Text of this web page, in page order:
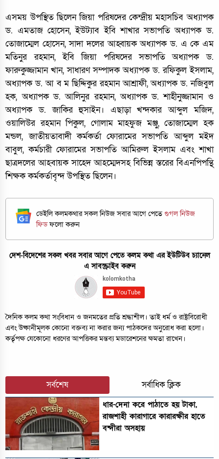
এসময় উপস্থিত ছিলেন জিয়া পরিষদের কেন্দ্রীয় মহাসচিব অধ্যাপক
ড. এমতাজ হোসেন, ইউট্যাব ইবি শাখার সভাপতি অধ্যাপক ড.
তোজাম্মেল হোসেন, সাদা দলের আহ্বায়ক অধ্যাপক ড. এ কে এম
মতিনুর রহমান, ইবি জিয়া পরিষদের সভাপতি অধ্যাপক ড.
ফারুকুজ্জামান খান, সাধারণ সম্পাদক অধ্যাপক ড. রফিকুল ইসলাম,
অধ্যাপক ড. আ ব ম ছিদ্দিকুর রহমান আশ্রাফী, অধ্যাপক ড. নজিবুল
হক, অধ্যাপক ড. আলিনুর রহমান, অধ্যাপক ড. শাহীনুজ্জামান ও
অধ্যাপক ড. জাকির হুসাইন। এছাড়া খন্দকার আব্দুল মজিদ,
ওয়ালিউর রহমান পিকুল, গোলাম মাহফুজ মঞ্জু, তোজাম্মেল হক
মন্ডল, জাতীয়তাবাদী কর্মকর্তা ফোরামের সভাপতি আব্দুল মইদ
বাবুল, কর্মচারী ফোরামের সভাপতি আমিরুল ইসলাম এবং শাখা
ছাত্রদলের আহবায়ক সাহেদ আহম্মেদসহ বিভিন্ন স্তরের বিএনপিপন্থি
শিক্ষক কর্মকর্তাবৃন্দ উপস্থিত ছিলেন।
ডেইলি কলমকথার সকল নিউজ সবার আগে পেতেগুগল নিউজ
ফিডফলো করুন
দেশ-বিদেশের সকল খবর সবার আগে পেতে কলম কথা এর ইউটিউব চ্যানেল
এ সাবস্ক্রাইব করুন
দৈনিক কলম কথা সংবিধান ও জনমতের প্রতি শ্রদ্ধাশীল। তাই ধর্ম ও রাষ্ট্রবিরোধী
এবং উষ্কানীমূলক কোনো বক্তব্য না করার জন্য পাঠকদের অনুরোধ করা হলো।
কর্তৃপক্ষ যেকোনো ধরণের আপত্তিকর মন্তব্য মডারেশনের ক্ষমতা রাখেন।
সর্বশেষ সর্বাধিক ক্লিক
ধার-দেনা করে পাঠাতে হয় টাকা,
রাজশাহী কারাগারে কারারক্ষীর হাতে
বন্দীরা অসহায়